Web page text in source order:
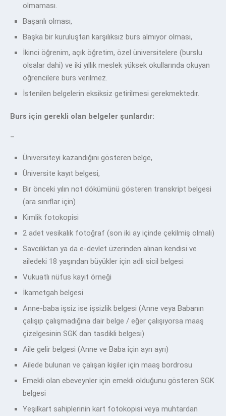
olmaması.
Başarılı olması,
Başka bir kuruluştan karşılıksız burs almıyor olması,
İkinci öğrenim, açık öğretim, özel üniversitelere (burslu
olsalar dahi) ve iki yıllık meslek yüksek okullarında okuyan
öğrencilere burs verilmez.
İstenilen belgelerin eksiksiz getirilmesi gerekmektedir.
Burs için gerekli olan belgeler şunlardır:
–
Üniversiteyi kazandığını gösteren belge,
Üniversite kayıt belgesi,
Bir önceki yılın not dökümünü gösteren transkript belgesi
(ara sınıflar için)
Kimlik fotokopisi
2 adet vesikalık fotoğraf (son iki ay içinde çekilmiş olmalı)
Savcılıktan ya da e-devlet üzerinden alınan kendisi ve
ailedeki 18 yaşından büyükler için adli sicil belgesi
Vukuatlı nüfus kayıt örneği
İkametgah belgesi
Anne-baba işsiz ise işsizlik belgesi (Anne veya Babanın
çalışıp çalışmadığına dair belge / eğer çalışıyorsa maaş
çizelgesinin SGK dan tasdikli belgesi)
Aile gelir belgesi (Anne ve Baba için ayrı ayrı)
Ailede bulunan ve çalışan kişiler için maaş bordrosu
Emekli olan ebeveynler için emekli olduğunu gösteren SGK
belgesi
Yeşilkart sahiplerinin kart fotokopisi veya muhtardan